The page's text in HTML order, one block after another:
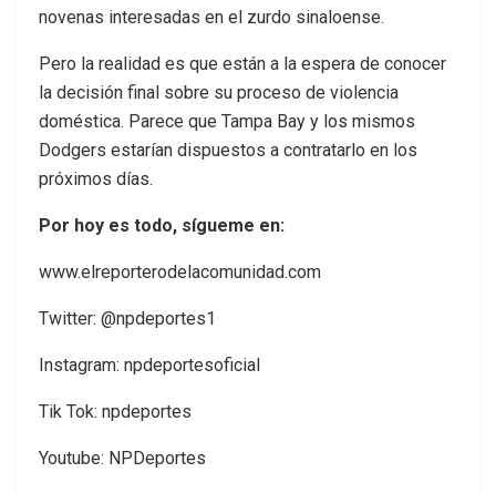
novenas interesadas en el zurdo sinaloense.
Pero la realidad es que están a la espera de conocer
la decisión final sobre su proceso de violencia
doméstica. Parece que Tampa Bay y los mismos
Dodgers estarían dispuestos a contratarlo en los
próximos días.
Por hoy es todo, sígueme en:
www.elreporterodelacomunidad.com
Twitter: @npdeportes1
Instagram: npdeportesoficial
Tik Tok: npdeportes
Youtube: NPDeportes